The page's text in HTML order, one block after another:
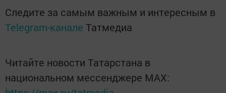
Следите за самым важным и интересным в
Telegram-канале Татмедиа
Читайте новости Татарстана в
национальном мессенджере MАХ: